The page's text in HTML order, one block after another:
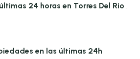
últimas 24 horas en Torres Del Rio
en las últimas 24h